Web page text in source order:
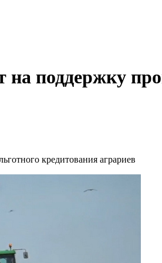
на поддержку
кредитования аграриев